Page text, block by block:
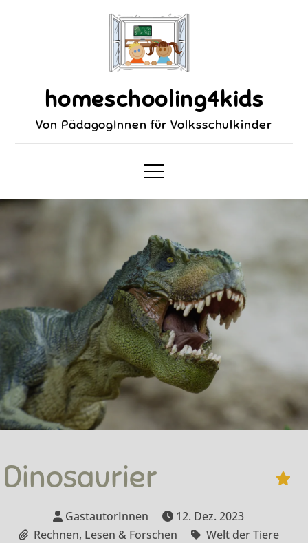
homeschooling4kids
Von PädagogInnen für Volksschulkinder
Dinosaurier
GastautorInnen
12. Dez. 2023
Rechnen, Lesen & Forschen
Welt der Tiere